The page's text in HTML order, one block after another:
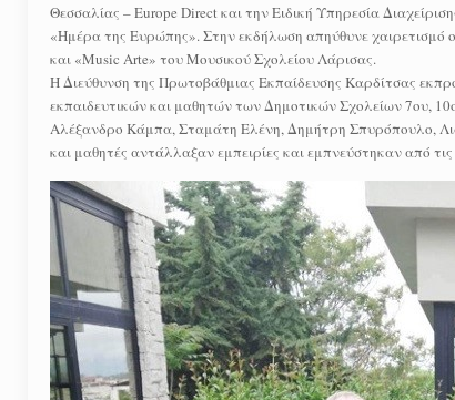
Θεσσαλίας – Europe Direct και την Ειδική Υπηρεσία
«Ημέρα της Ευρώπης». Στην εκδήλωση απηύθυνε
και «Μusic Αrte» του Μουσικού Σχολείου Λάρισας.
Η Διεύθυνση της Πρωτοβάθμιας Εκπαίδευσης Καρδίτσας
εκπαιδευτικών και μαθητών των Δημοτικών Σχολείων 7ου,
Αλέξανδρο Κάμπα, Σταμάτη Ελένη, Δημήτρη Σπυρόπουλο,
και μαθητές αντάλλαξαν εμπειρίες και εμπνεύστηκαν από